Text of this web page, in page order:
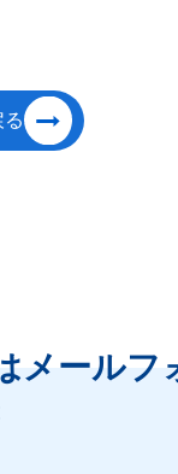
メールフ